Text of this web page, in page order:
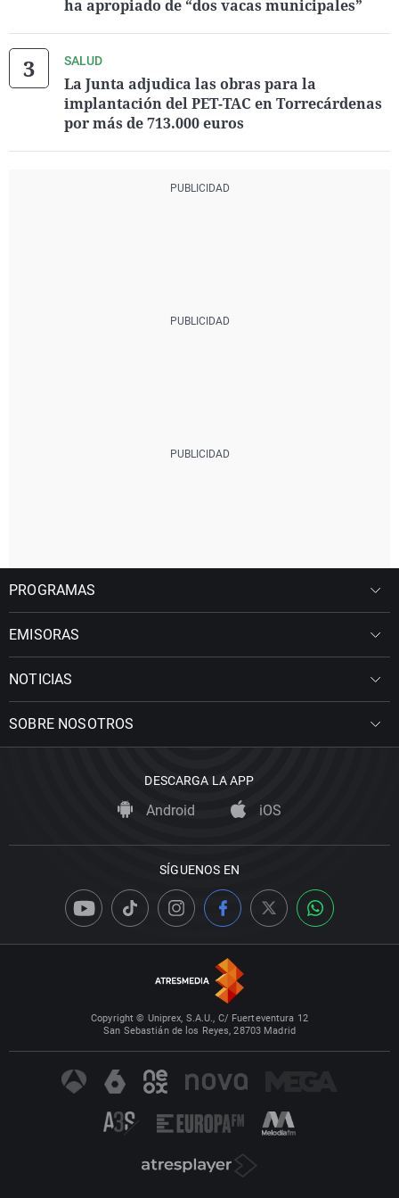
ha apropiado de “dos vacas municipales”
SALUD
La Junta adjudica las obras para la
implantación del PET-TAC en Torrecárdenas
por más de 713.000 euros
PROGRAMAS
EMISORAS
NOTICIAS
SOBRE NOSOTROS
DESCARGA LA APP
Android iOS
SÍGUENOS EN
Copyright © Uniprex, S.A.U., C/ Fuerteventura 12
San Sebastián de los Reyes, 28703 Madrid